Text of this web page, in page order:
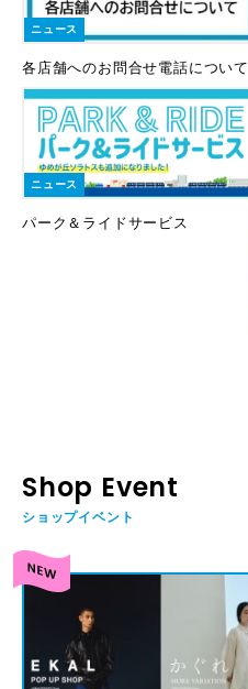
ニュース
各店舗へのお問合せ電話について
ニュース
パーク＆ライドサービス
Shop Event
ショップイベント